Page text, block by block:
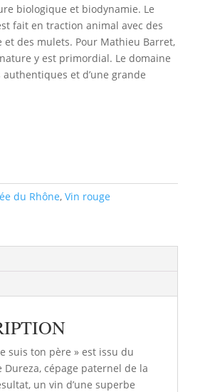
biologique et biodynamie. Le
fait en traction animal avec des
et des mulets. Pour Mathieu Barret,
y est primordial. Le domaine
et d’une grande
du Rhône, Vin rouge
suis ton père » est issu du
Dureza, cépage paternel de la
un vin d’une superbe